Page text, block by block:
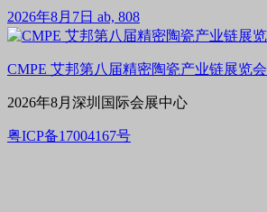
2026年8月7日 ab, 808
CMPE 艾邦第八届精密陶瓷产业链展览会
2026年8月深圳国际会展中心
粤ICP备17004167号